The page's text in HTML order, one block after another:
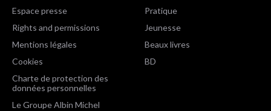
Espace presse
Rights and permissions
Mentions légales
Cookies
Charte de protection des
données personnelles
Le Groupe Albin Michel
Pratique
Jeunesse
Beaux livres
BD